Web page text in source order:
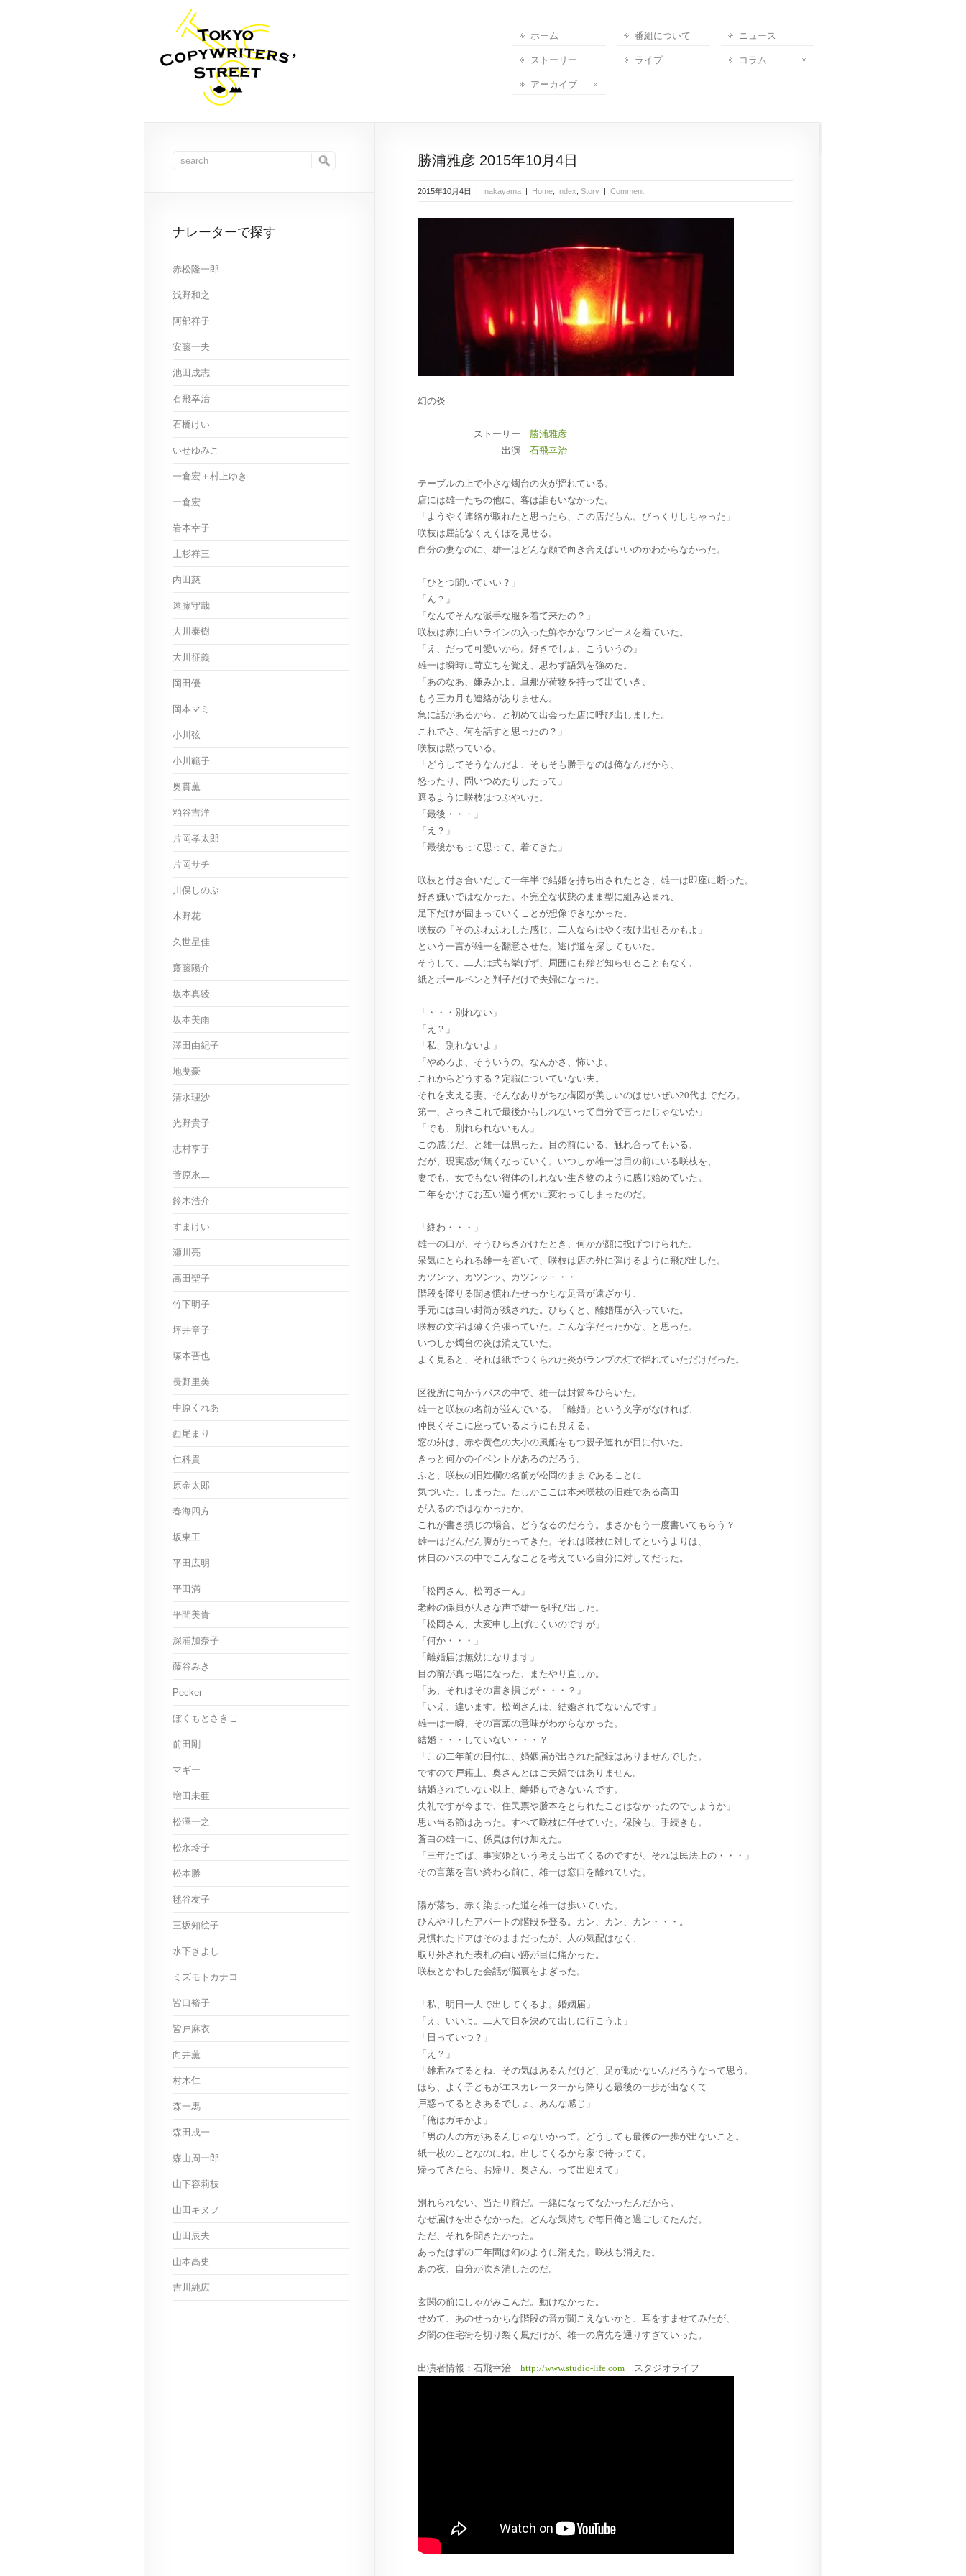
ホーム 番組について ニュース
ストーリー ライブ コラム
アーカイブ
勝浦雅彦 2015年10月4日
2015年10月4日 | nakayama | Home Index Story | Comment
幻の炎
ストーリー 勝浦雅彦
出演 石飛幸治
テーブルの上で小さな燭台の火が揺れている。
店には雄一たちの他に、客は誰もいなかった。
「ようやく連絡が取れたと思ったら、この店だもん。びっくりしちゃった」
咲枝は屈託なくえくぼを見せる。
自分の妻なのに、雄一はどんな顔で向き合えばいいのかわからなかった。
「ひとつ聞いていい？」
「ん？」
「なんでそんな派手な服を着て来たの？」
咲枝は赤に白いラインの入った鮮やかなワンピースを着ていた。
「え、だって可愛いから。好きでしょ、こういうの」
雄一は瞬時に苛立ちを覚え、思わず語気を強めた。
「あのなあ、嫌みかよ。旦那が荷物を持って出ていき、
もう三カ月も連絡がありません。
急に話があるから、と初めて出会った店に呼び出しました。
これでさ、何を話すと思ったの？」
咲枝は黙っている。
「どうしてそうなんだよ、そもそも勝手なのは俺なんだから、
怒ったり、問いつめたりしたって」
遮るように咲枝はつぶやいた。
「最後・・・」
「え？」
「最後かもって思って、着てきた」
咲枝と付き合いだして一年半で結婚を持ち出されたとき、雄一は即座に断った。
好き嫌いではなかった。不完全な状態のまま型に組み込まれ、
足下だけが固まっていくことが想像できなかった。
咲枝の「そのふわふわした感じ、二人ならはやく抜け出せるかもよ」
という一言が雄一を翻意させた。逃げ道を探してもいた。
そうして、二人は式も挙げず、周囲にも殆ど知らせることもなく、
紙とボールペンと判子だけで夫婦になった。
「・・・別れない」
「え？」
「私、別れないよ」
「やめろよ、そういうの。なんかさ、怖いよ。
これからどうする？定職についていない夫。
それを支える妻、そんなありがちな構図が美しいのはせいぜい20代までだろ。
第一、さっきこれで最後かもしれないって自分で言ったじゃないか」
「でも、別れられないもん」
この感じだ、と雄一は思った。目の前にいる、触れ合ってもいる、
だが、現実感が無くなっていく。いつしか雄一は目の前にいる咲枝を、
妻でも、女でもない得体のしれない生き物のように感じ始めていた。
二年をかけてお互い違う何かに変わってしまったのだ。
「終わ・・・」
雄一の口が、そうひらきかけたとき、何かが顔に投げつけられた。
呆気にとられる雄一を置いて、咲枝は店の外に弾けるように飛び出した。
カツンッ、カツンッ、カツンッ・・・
階段を降りる聞き慣れたせっかちな足音が遠ざかり、
手元には白い封筒が残された。ひらくと、離婚届が入っていた。
咲枝の文字は薄く角張っていた。こんな字だったかな、と思った。
いつしか燭台の炎は消えていた。
よく見ると、それは紙でつくられた炎がランプの灯で揺れていただけだった。
区役所に向かうバスの中で、雄一は封筒をひらいた。
雄一と咲枝の名前が並んでいる。「離婚」という文字がなければ、
仲良くそこに座っているようにも見える。
窓の外は、赤や黄色の大小の風船をもつ親子連れが目に付いた。
きっと何かのイベントがあるのだろう。
ふと、咲枝の旧姓欄の名前が松岡のままであることに
気づいた。しまった。たしかここは本来咲枝の旧姓である高田
が入るのではなかったか。
これが書き損じの場合、どうなるのだろう。まさかもう一度書いてもらう？
雄一はだんだん腹がたってきた。それは咲枝に対してというよりは、
休日のバスの中でこんなことを考えている自分に対してだった。
「松岡さん、松岡さーん」
老齢の係員が大きな声で雄一を呼び出した。
「松岡さん、大変申し上げにくいのですが」
「何か・・・」
「離婚届は無効になります」
目の前が真っ暗になった、またやり直しか。
「あ、それはその書き損じが・・・？」
「いえ、違います。松岡さんは、結婚されてないんです」
雄一は一瞬、その言葉の意味がわからなかった。
結婚・・・していない・・・？
「この二年前の日付に、婚姻届が出された記録はありませんでした。
ですので戸籍上、奥さんとはご夫婦ではありません。
結婚されていない以上、離婚もできないんです。
失礼ですが今まで、住民票や謄本をとられたことはなかったのでしょうか」
思い当る節はあった。すべて咲枝に任せていた。保険も、手続きも。
蒼白の雄一に、係員は付け加えた。
「三年たてば、事実婚という考えも出てくるのですが、それは民法上の・・・」
その言葉を言い終わる前に、雄一は窓口を離れていた。
陽が落ち、赤く染まった道を雄一は歩いていた。
ひんやりしたアパートの階段を登る。カン、カン、カン・・・。
見慣れたドアはそのままだったが、人の気配はなく、
取り外された表札の白い跡が目に痛かった。
咲枝とかわした会話が脳裏をよぎった。
「私、明日一人で出してくるよ。婚姻届」
「え、いいよ。二人で日を決めて出しに行こうよ」
「日っていつ？」
「え？」
「雄君みてるとね、その気はあるんだけど、足が動かないんだろうなって思う。
ほら、よく子どもがエスカレーターから降りる最後の一歩が出なくて
戸惑ってるときあるでしょ、あんな感じ」
「俺はガキかよ」
「男の人の方があるんじゃないかって。どうしても最後の一歩が出ないこと。
紙一枚のことなのにね。出してくるから家で待ってて。
帰ってきたら、お帰り、奥さん、って出迎えて」
別れられない、当たり前だ。一緒になってなかったんだから。
なぜ届けを出さなかった。どんな気持ちで毎日俺と過ごしてたんだ。
ただ、それを聞きたかった。
あったはずの二年間は幻のように消えた。咲枝も消えた。
あの夜、自分が吹き消したのだ。
玄関の前にしゃがみこんだ。動けなかった。
せめて、あのせっかちな階段の音が聞こえないかと、耳をすませてみたが、
夕闇の住宅街を切り裂く風だけが、雄一の肩先を通りすぎていった。
出演者情報：石飛幸治 http://www.studio-life.com スタジオライフ
ナレーターで探す
赤松隆一郎
浅野和之
阿部祥子
安藤一夫
池田成志
石飛幸治
石橋けい
いせゆみこ
一倉宏＋村上ゆき
一倉宏
岩本幸子
上杉祥三
内田慈
遠藤守哉
大川泰樹
大川征義
岡田優
岡本マミ
小川弦
小川範子
奥貫薫
粕谷吉洋
片岡孝太郎
片岡サチ
川俣しのぶ
木野花
久世星佳
齋藤陽介
坂本真綾
坂本美雨
澤田由紀子
地曵豪
清水理沙
光野貴子
志村享子
菅原永二
鈴木浩介
すまけい
瀬川亮
高田聖子
竹下明子
坪井章子
塚本晋也
長野里美
中原くれあ
西尾まり
仁科貴
原金太郎
春海四方
坂東工
平田広明
平田満
平間美貴
深浦加奈子
藤谷みき
Pecker
ぼくもとさきこ
前田剛
マギー
増田未亜
松澤一之
松永玲子
松本勝
毬谷友子
三坂知絵子
水下きよし
ミズモトカナコ
皆口裕子
皆戸麻衣
向井薫
村木仁
森一馬
森田成一
森山周一郎
山下容莉枝
山田キヌヲ
山田辰夫
山本高史
吉川純広